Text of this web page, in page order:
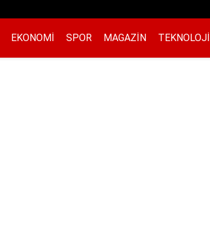
EKONOMI SPOR MAGAZIN TEKNOLOJI